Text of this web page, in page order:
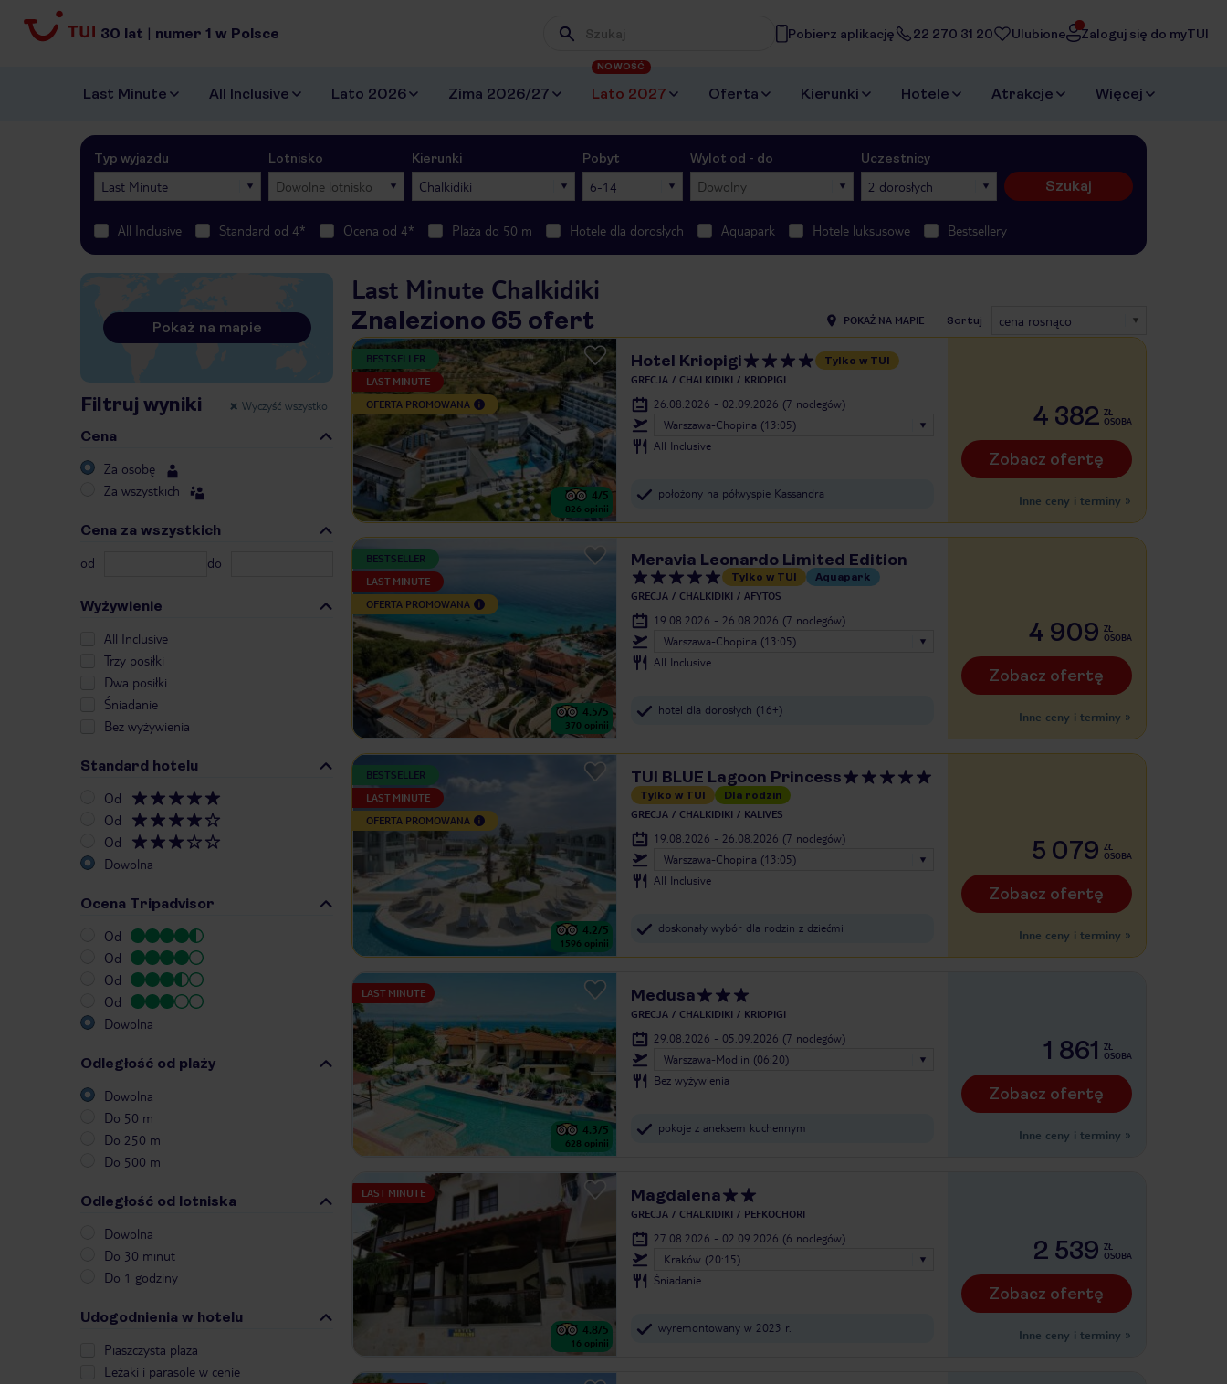
30 lat | numer 1 w Polsce Wpisz frazę, której szukasz
Pobierz aplikację 22 270 31 20 Ulubione Zaloguj się do myTUI
Last Minute All Inclusive Lato 2026 Zima 2026/27 Lato 2027
NOWOŚĆ
Oferta Kierunki Hotele Atrakcje Więcej
Typ wyjazdu
Last Minute
Lotnisko
Dowolne lotnisko
Kierunki
Chalkidiki
Pobyt
6-14
Wylot od - do
Dowolny
Uczestnicy
2 dorosłych Szukaj
All Inclusive Standard od 4* Ocena od 4* Plaża do 50 m Hotele dla dorosłych Aquapark Hotele luksusowe Bestsellery
Pokaż na mapie
Filtruj wyniki Wyczyść wszystko
Cena
Za osobę
Za wszystkich
Cena za wszystkich
od do
Wyżywienie
All Inclusive
Trzy posiłki
Dwa posiłki
Śniadanie
Bez wyżywienia
Standard hotelu
Od
Od
Od
Dowolna
Ocena Tripadvisor
Od
Od
Od
Od
Dowolna
Odległość od plaży
Dowolna
Do 50 m
Do 250 m
Do 500 m
Odległość od lotniska
Dowolna
Do 30 minut
Do 1 godziny
Udogodnienia w hotelu
Piaszczysta plaża
Leżaki i parasole w cenie
Last Minute Chalkidiki
Znaleziono 65 ofert POKAŻ NA MAPIE Sortuj cena rosnąco
BESTSELLER
LAST MINUTE
OFERTA PROMOWANA
4/5
826 opinii
Hotel Kriopigi Tylko w TUI
GRECJA CHALKIDIKI KRIOPIGI
26.08.2026 - 02.09.2026 (7 noclegów)
Warszawa-Chopina (13:05)
All Inclusive
położony na półwyspie Kassandra
4 382 ZŁ
OSOBA
Zobacz ofertę
Inne ceny i terminy »
BESTSELLER
LAST MINUTE
OFERTA PROMOWANA
4.5/5
370 opinii
Meravia Leonardo Limited Edition
Tylko w TUI Aquapark
GRECJA CHALKIDIKI AFYTOS
19.08.2026 - 26.08.2026 (7 noclegów)
Warszawa-Chopina (13:05)
All Inclusive
hotel dla dorosłych (16+)
4 909 ZŁ
OSOBA
Zobacz ofertę
Inne ceny i terminy »
BESTSELLER
LAST MINUTE
OFERTA PROMOWANA
4.2/5
1596 opinii
TUI BLUE Lagoon Princess
Tylko w TUI Dla rodzin
GRECJA CHALKIDIKI KALIVES
19.08.2026 - 26.08.2026 (7 noclegów)
Warszawa-Chopina (13:05)
All Inclusive
doskonały wybór dla rodzin z dziećmi
5 079 ZŁ
OSOBA
Zobacz ofertę
Inne ceny i terminy »
LAST MINUTE
4.3/5
628 opinii
Medusa
GRECJA CHALKIDIKI KRIOPIGI
29.08.2026 - 05.09.2026 (7 noclegów)
Warszawa-Modlin (06:20)
Bez wyżywienia
pokoje z aneksem kuchennym
1 861
ZŁ
OSOBA
Zobacz ofertę
Inne ceny i terminy »
LAST MINUTE
4.8/5
16 opinii
Magdalena
GRECJA CHALKIDIKI PEFKOCHORI
27.08.2026 - 02.09.2026 (6 noclegów)
Kraków (20:15)
Śniadanie
wyremontowany w 2023 r.
2 539 ZŁ
OSOBA
Zobacz ofertę
Inne ceny i terminy »